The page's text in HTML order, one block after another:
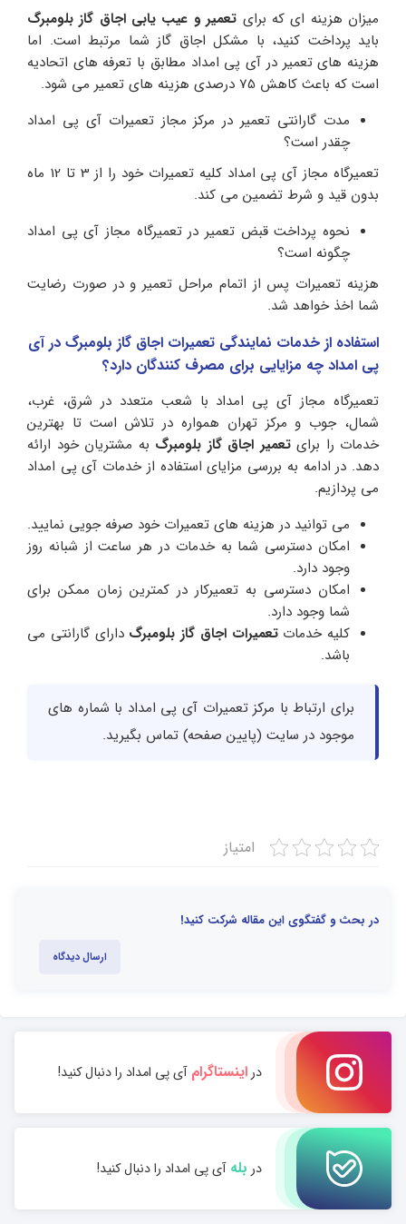
میزان هزینه ای که برای تعمیر و عیب یابی اجاق گاز بلومبرگ
باید پرداخت کنید، با مشکل اجاق گاز شما مرتبط است. اما
هزینه های تعمیر در آی پی امداد مطابق با تعرفه های اتحادیه
است که باعث کاهش 75 درصدی هزینه های تعمیر می شود.
مدت گارانتی تعمیر در مرکز مجاز تعمیرات آی پی امداد
چقدر است؟
تعمیرگاه مجاز آی پی امداد کلیه تعمیرات خود را از 3 تا 12 ماه
بدون قید و شرط تضمین می کند.
نحوه پرداخت قبض تعمیر در تعمیرگاه مجاز آی پی امداد
چگونه است؟
هزینه تعمیرات پس از اتمام مراحل تعمیر و در صورت رضایت
شما اخذ خواهد شد.
استفاده از خدمات نمایندگی تعمیرات اجاق گاز بلومبرگ در آی
پی امداد چه مزایایی برای مصرف کنندگان دارد؟
تعمیرگاه مجاز آی پی امداد با شعب متعدد در شرق، غرب،
شمال، جوب و مرکز تهران همواره در تلاش است تا بهترین
خدمات را برای تعمیر اجاق گاز بلومبرگ به مشتریان خود ارائه
دهد. در ادامه به بررسی مزایای استفاده از خدمات آی پی امداد
می پردازیم.
می توانید در هزینه های تعمیرات خود صرفه جویی نمایید.
امکان دسترسی شما به خدمات در هر ساعت از شبانه روز
وجود دارد.
امکان دسترسی به تعمیرکار در کمترین زمان ممکن برای
شما وجود دارد.
کلیه خدماتتعمیرات اجاق گاز بلومبرگ دارای گارانتی می
باشد.
برای ارتباط با مرکز تعمیرات آی پی امداد با شماره های
موجود در سایت (پایین صفحه) تماس بگیرید.
امتیاز
در بحث و گفتگوی این مقاله شرکت کنید!
ارسال دیدگاه
دراینستاگرامآی پی امداد را دنبال کنید!
در بلهآی پی امداد را دنبال کنید!